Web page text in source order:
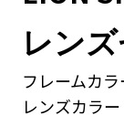
レン
フレームカ
レンズカラ